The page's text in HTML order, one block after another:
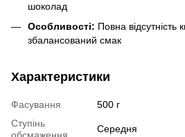
шоколад
Особливості: Повна відсутність
збалансований смак
Характеристики
Фасування
500 г
Ступінь
обсмаження
Середня